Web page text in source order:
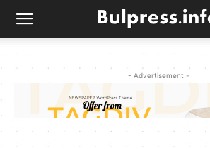
- Advertisement -